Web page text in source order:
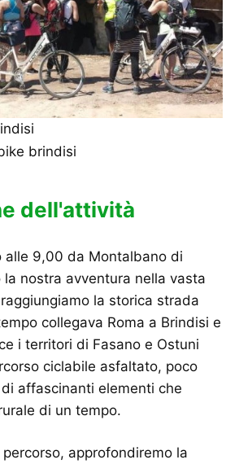
dell'attività
alle 9,00 da Montalbano di
la nostra avventura nella vasta
la storica strada
collegava Roma a Brindisi e
i territori di Fasano e Ostuni
ciclabile asfaltato, poco
affascinanti elementi che
di un tempo.
approfondiremo la